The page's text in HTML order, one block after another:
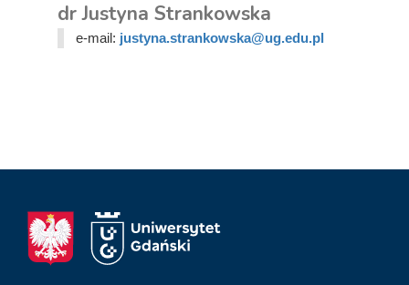
dr Justyna Strankowska
e-mail: justyna.strankowska@ug.edu.pl